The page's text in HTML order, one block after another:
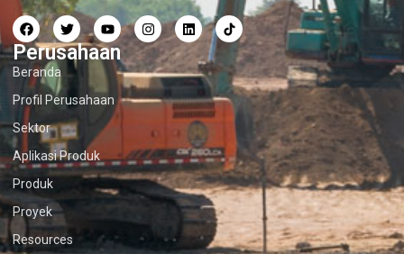
Perusahaan
Beranda
Profil Perusahaan
Sektor
Aplikasi Produk
Produk
Proyek
Resources